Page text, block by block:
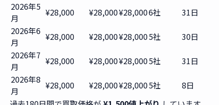
2026年5
月
¥28,000 ¥28,000¥28,0006社
31日
2026年6
月
¥28,000 ¥28,000¥28,0005社
30日
2026年7
月
¥28,000 ¥28,000¥28,0005社
31日
2026年8
月
¥28,000 ¥28,000¥28,0005社
8日